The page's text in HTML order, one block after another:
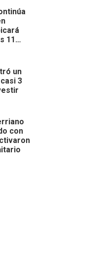
11
un
3
con